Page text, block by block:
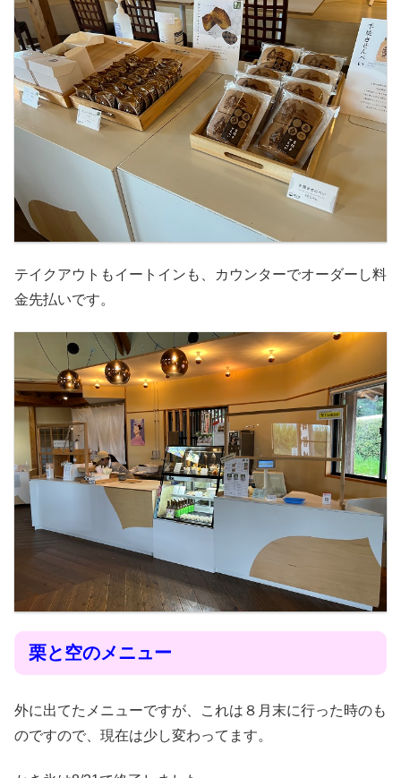
テイクアウトもイートインも、カウンターでオーダーし料
金先払いです。
栗と空のメニュー
外に出てたメニューですが、これは８月末に行った時のも
のですので、現在は少し変わってます。